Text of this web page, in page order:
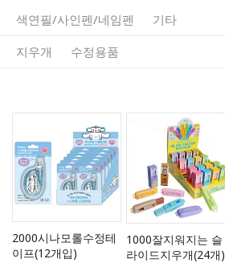
색연필/사인펜/네임펜
기타
지우개
수정용품
2000시나모롤수정테
이프(12개입)
1000잘지워지는 슬
라이드지우개(24개)